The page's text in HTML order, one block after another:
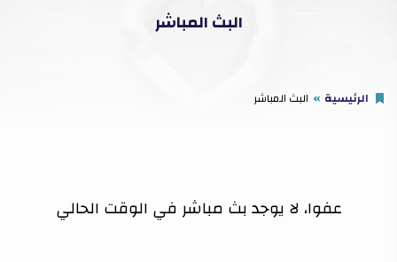
البث المباشر
الرئيسية البث المباشر
عفوا، لا يوجد بث مباشر في الوقت الحالي